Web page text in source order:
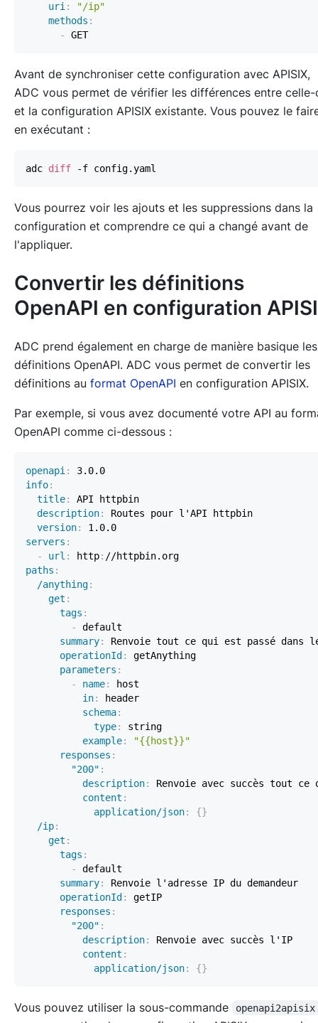
uri:
"/ip"
methods :
-
Avant de synchroniser cette configuration avec APISIX,
ADC vous permet de vérifier les différences entre celle-
et la configuration APISIX existante. Vous pouvez le
en exécutant :
adc diff
Vous pourrez voir les ajouts et les suppressions dans la
configuration et comprendre ce qui a changé avant de
l'appliquer.
Convertir les définitions
OpenAPI en configuration
ADC prend également en charge de manière basique les
définitions OpenAPI. ADC vous permet de convertir les
définitions au format OpenAPI en configuration APISIX.
Par exemple, si vous avez documenté votre API au
OpenAPI comme ci-dessous :
openapi :
info:
title:
description:
version:
servers :
-
url : http:
paths :
/anything:
get :
tags :
-
summary:
operationId :
parameters :
-
name:
in:
schema:
type:
example:
"{{host}}"
responses :
"200" :
description:
content :
application/json: {}
/ip:
get :
tags :
-
summary:
operationId :
responses :
"200" :
description:
content :
application/json: {}
Vous pouvez utiliser la sous-commande openapi2apisix